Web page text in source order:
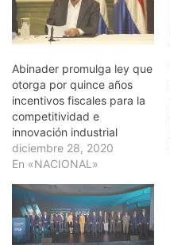
Abinader promulga ley que
otorga por quince años
incentivos fiscales para la
competitividad e
innovación industrial
diciembre 28, 2020
En «NACIONAL»